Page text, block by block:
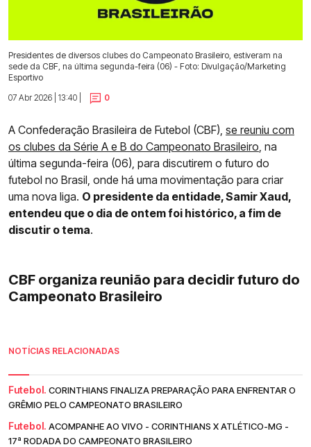
Presidentes de diversos clubes do Campeonato Brasileiro, estiveram na
sede da CBF, na última segunda-feira (06) - Foto: Divulgação/Marketing
Esportivo
07 Abr 2026 | 13:40 |
0
A Confederação Brasileira de Futebol (CBF), se reuniu com
os clubes da Série A e B do Campeonato Brasileiro , na
última segunda-feira (06), para discutirem o futuro do
futebol no Brasil, onde há uma movimentação para criar
uma nova liga. O presidente da entidade, Samir Xaud,
entendeu que o dia de ontem foi histórico, a fim de
discutir o tema.
CBF organiza reunião para decidir futuro do
Campeonato Brasileiro
NOTÍCIAS RELACIONADAS
Futebol. CORINTHIANS FINALIZA PREPARAÇÃO PARA ENFRENTAR O
GRÊMIO PELO CAMPEONATO BRASILEIRO
Futebol. ACOMPANHE AO VIVO - CORINTHIANS X ATLÉTICO-MG -
17ª RODADA DO CAMPEONATO BRASILEIRO